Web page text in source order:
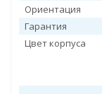
Ориентация
Гарантия
Цвет корпуса